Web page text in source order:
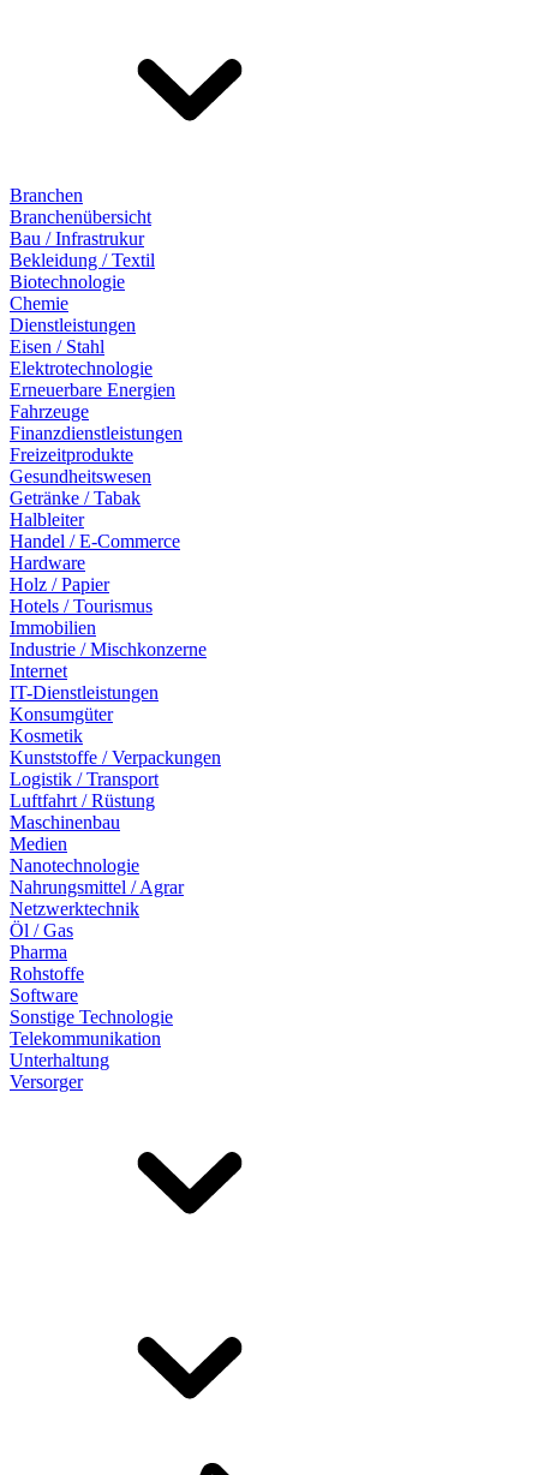
Branchen
Branchenübersicht
Bau / Infrastrukur
Bekleidung / Textil
Biotechnologie
Chemie
Dienstleistungen
Eisen / Stahl
Elektrotechnologie
Erneuerbare Energien
Fahrzeuge
Finanzdienstleistungen
Freizeitprodukte
Gesundheitswesen
Getränke / Tabak
Halbleiter
Handel / E-Commerce
Hardware
Holz / Papier
Hotels / Tourismus
Immobilien
Industrie / Mischkonzerne
Internet
IT-Dienstleistungen
Konsumgüter
Kosmetik
Kunststoffe / Verpackungen
Logistik / Transport
Luftfahrt / Rüstung
Maschinenbau
Medien
Nanotechnologie
Nahrungsmittel / Agrar
Netzwerktechnik
Öl / Gas
Pharma
Rohstoffe
Software
Sonstige Technologie
Telekommunikation
Unterhaltung
Versorger